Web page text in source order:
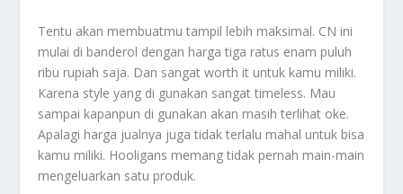
Tentu akan membuatmu tampil lebih maksimal. CN ini
mulai di banderol dengan harga tiga ratus enam puluh
ribu rupiah saja. Dan sangat worth it untuk kamu miliki.
Karena style yang di gunakan sangat timeless. Mau
sampai kapanpun di gunakan akan masih terlihat oke.
Apalagi harga jualnya juga tidak terlalu mahal untuk bisa
kamu miliki. Hooligans memang tidak pernah main-main
mengeluarkan satu produk.